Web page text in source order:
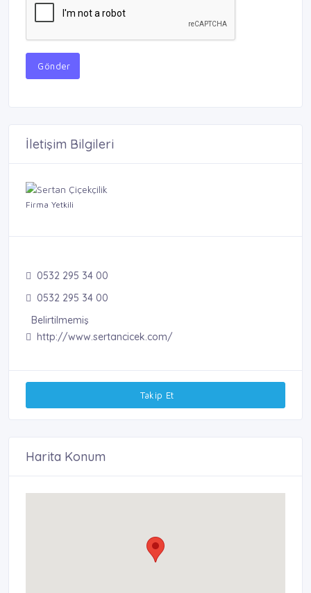
Gönder
İletişim Bilgileri
Firma Yetkili
0532 295 34 00
0532 295 34 00
Belirtilmemiş
http://www.sertancicek.com/
Takip Et
Harita Konum